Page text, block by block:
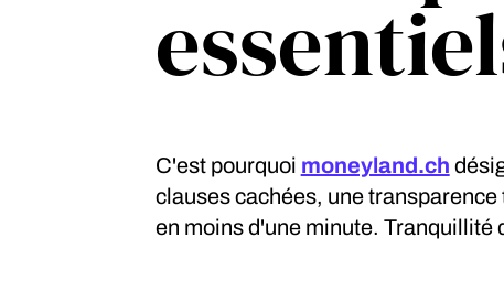
C'est pourquoi moneyland.ch
clauses cachées, une
en moins d'une minute.